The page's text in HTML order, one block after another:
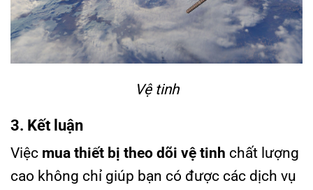
Vệ tinh
3. Kết luận
Việc mua thiết bị theo dõi vệ tinh chất lượng
cao không chỉ giúp bạn có được các dịch vụ